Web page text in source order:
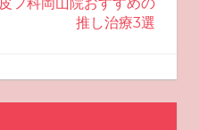
フ科岡山院おすすめの
推し治療3選